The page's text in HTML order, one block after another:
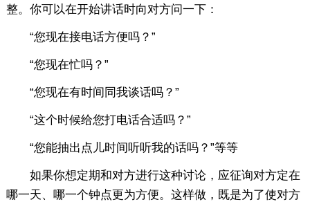
整。你可以在开始讲话时向对方问一下：
“您现在接电话方便吗？”
“您现在忙吗？”
“您现在有时间同我谈话吗？”
“这个时候给您打电话合适吗？”
“您能抽出点儿时间听听我的话吗？”等等
如果你想定期和对方进行这种讨论，应征询对方定在
哪一天、哪一个钟点更为方便。这样做，既是为了使对方